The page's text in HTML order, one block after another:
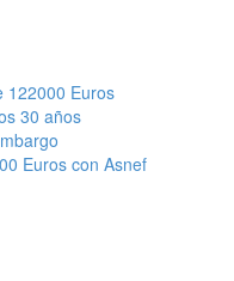
122000 Euros
30 años
Euros con Asnef